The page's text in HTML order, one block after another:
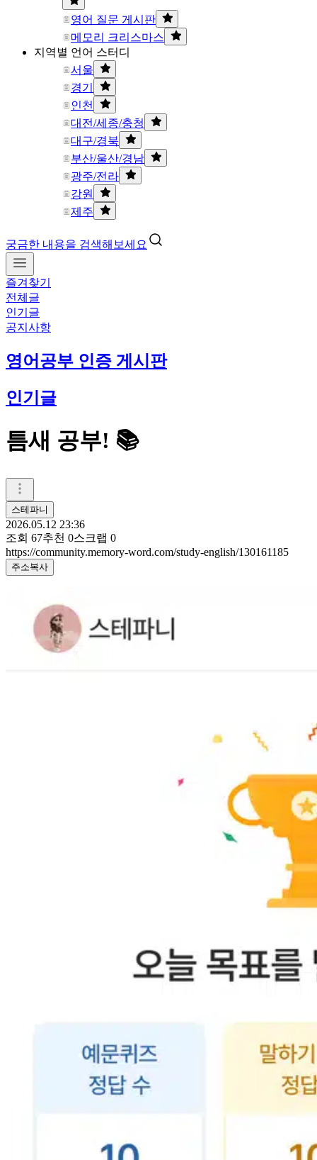
영어 질문 게시판
메모리 크리스마스
지역별 언어 스터디
서울
경기
인천
대전/세종/충청
대구/경북
부산/울산/경남
광주/전라
강원
제주
궁금한 내용을 검색해보세요
즐겨찾기
전체글
인기글
공지사항
영어공부 인증 게시판
인기글
틈새 공부! 📚
스테파니
2026.05.12 23:36
조회 67추천 0스크랩 0
https://community.memory-word.com/study-english/130161185
주소복사